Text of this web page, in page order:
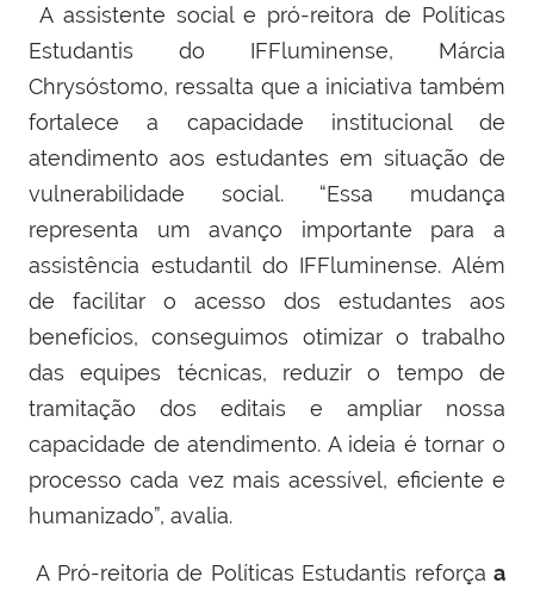
A assistente social e pró-reitora de Políticas
Estudantis do IFFluminense, Márcia
Chrysóstomo, ressalta que a iniciativa também
fortalece a capacidade institucional de
atendimento aos estudantes em situação de
vulnerabilidade social. “Essa mudança
representa um avanço importante para a
assistência estudantil do IFFluminense. Além
de facilitar o acesso dos estudantes aos
benefícios, conseguimos otimizar o trabalho
das equipes técnicas, reduzir o tempo de
tramitação dos editais e ampliar nossa
capacidade de atendimento. A ideia é tornar o
processo cada vez mais acessível, eficiente e
humanizado”, avalia.
A Pró-reitoria de Políticas Estudantis reforça a